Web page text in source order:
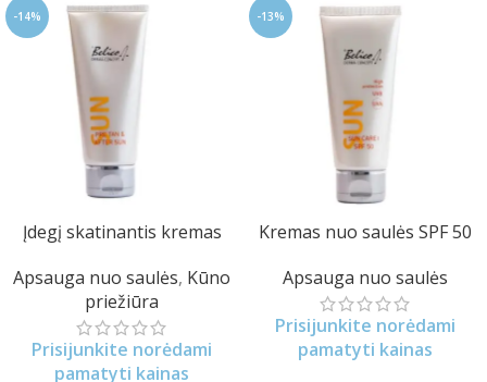
-14%
Įdegį skatinantis kremas
Apsauga nuo saulės, Kūno
priežiūra
Prisijunkite norėdami
pamatyti kainas
-13%
Kremas nuo saulės SPF 50
Apsauga nuo saulės
Prisijunkite norėdami
pamatyti kainas